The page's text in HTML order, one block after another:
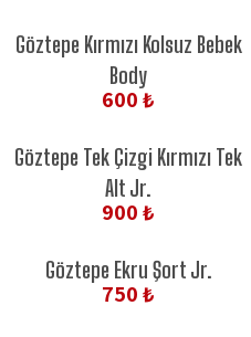
Göztepe Kırmızı Kolsuz Bebek
Body
600 ₺
Göztepe Tek Çizgi Kırmızı Tek
Alt Jr.
900 ₺
Göztepe Ekru Şort Jr.
750 ₺